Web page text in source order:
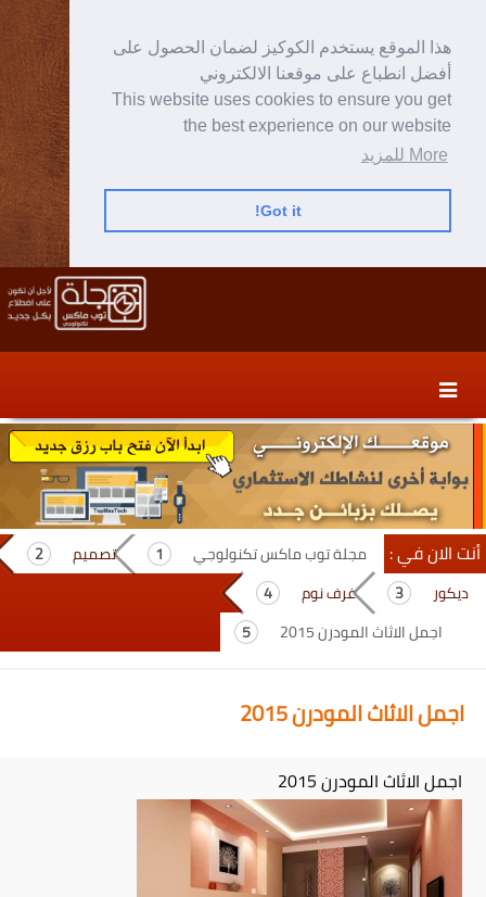
هذا الموقع يستخدم الكوكيز لضمان الحصول على
أفضل انطباع على موقعنا الالكتروني
This website uses cookies to ensure you get
the best experience on our website
More للمزيد
Got it!
content
secondary
content
أنت الان في : مجلة توب ماكس تكنولوجي
تصميم
ديكور
غرف نوم
اجمل الاثاث المودرن 2015
اجمل الاثاث المودرن 2015
اجمل الاثاث المودرن 2015